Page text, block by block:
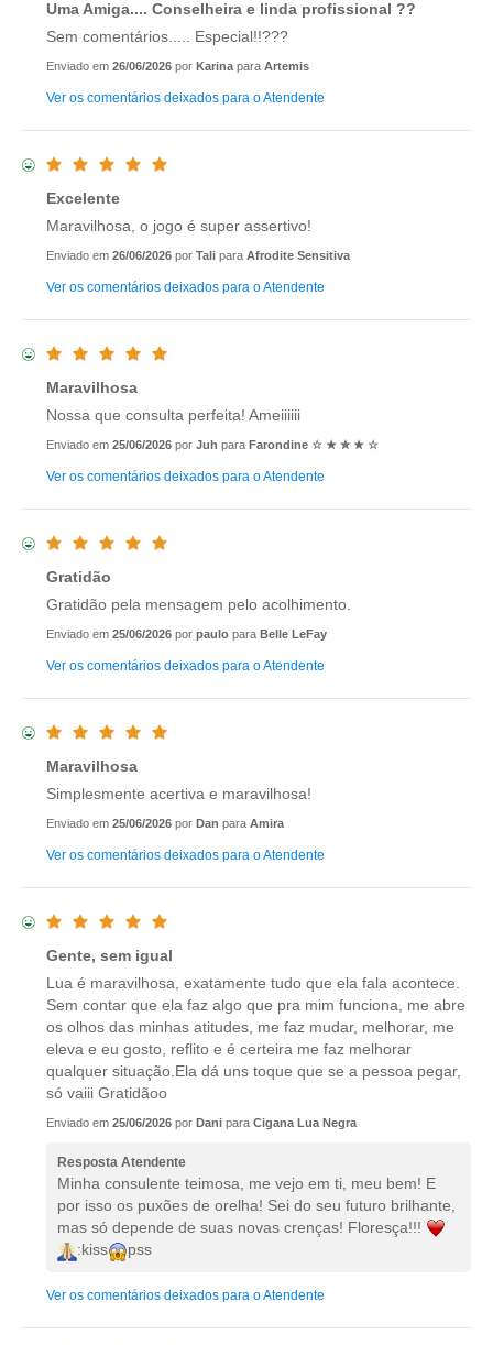
Uma Amiga.... Conselheira e linda profissional ??
Sem comentários..... Especial!!???
Enviado em 26/06/2026 por Karina para Artemis
Ver os comentários deixados para o Atendente
Excelente
Maravilhosa, o jogo é super assertivo!
Enviado em 26/06/2026 por Tali para Afrodite Sensitiva
Ver os comentários deixados para o Atendente
Maravilhosa
Nossa que consulta perfeita! Ameiiiiii
Enviado em 25/06/2026 por Juh para Farondine ☆ ★ ✮ ★ ☆
Ver os comentários deixados para o Atendente
Gratidão
Gratidão pela mensagem pelo acolhimento.
Enviado em 25/06/2026 por paulo para Belle LeFay
Ver os comentários deixados para o Atendente
Maravilhosa
Simplesmente acertiva e maravilhosa!
Enviado em 25/06/2026 por Dan para Amira
Ver os comentários deixados para o Atendente
Gente, sem igual
Lua é maravilhosa, exatamente tudo que ela fala acontece.
Sem contar que ela faz algo que pra mim funciona, me abre
os olhos das minhas atitudes, me faz mudar, melhorar, me
eleva e eu gosto, reflito e é certeira me faz melhorar
qualquer situação.Ela dá uns toque que se a pessoa pegar,
só vaiii Gratidãoo
Enviado em 25/06/2026 por Dani para Cigana Lua Negra
Resposta Atendente
Minha consulente teimosa, me vejo em ti, meu bem! E
por isso os puxões de orelha! Sei do seu futuro brilhante,
mas só depende de suas novas crenças! Floresça!!!
:kiss
pss
Ver os comentários deixados para o Atendente